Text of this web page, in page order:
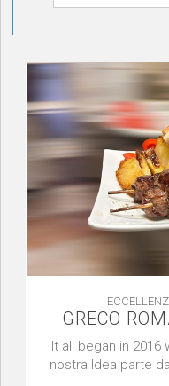
GRECO
It all began in 2016
nostra Idea parte